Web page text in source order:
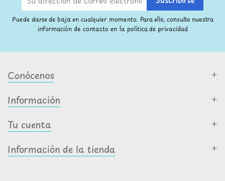
Puede darse de baja en cualquier momento. Para ello, consulte nuestra
información de contacto en la política de privacidad
Conócenos
Información
Tu cuenta
Información de la tienda